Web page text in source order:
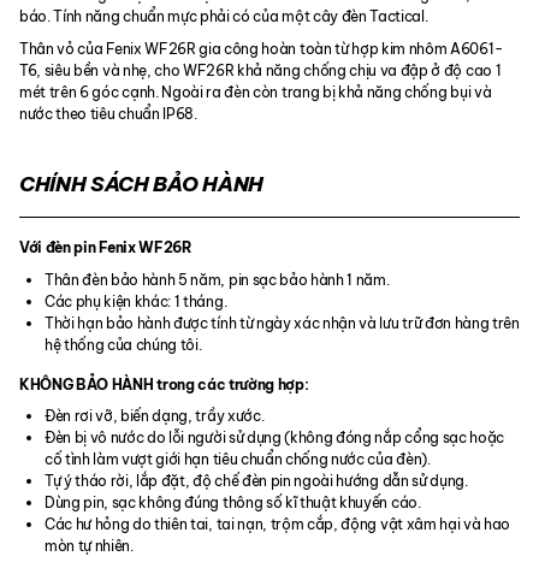
báo. Tính năng chuẩn mực phải có của một cây đèn Tactical.
Thân vỏ của Fenix WF26R gia công hoàn toàn từ hợp kim nhôm A6061-
T6, siêu bền và nhẹ, cho WF26R khả năng chống chịu va đập ở độ cao 1
mét trên 6 góc cạnh. Ngoài ra đèn còn trang bị khả năng chống bụi và
nước theo tiêu chuẩn IP68.
CHÍNH SÁCH BẢO HÀNH
Với đèn pin Fenix WF26R
Thân đèn bảo hành 5 năm, pin sạc bảo hành 1 năm.
Các phụ kiện khác: 1 tháng.
Thời hạn bảo hành được tính từ ngày xác nhận và lưu trữ đơn hàng trên
hệ thống của chúng tôi.
KHÔNG BẢO HÀNH trong các trường hợp:
Đèn rơi vỡ, biến dạng, trầy xước.
Đèn bị vô nước do lỗi người sử dụng (không đóng nắp cổng sạc hoặc
cố tình làm vượt giới hạn tiêu chuẩn chống nước của đèn).
Tự ý tháo rời, lắp đặt, độ chế đèn pin ngoài hướng dẫn sử dụng.
Dùng pin, sạc không đúng thông số kĩ thuật khuyến cáo.
Các hư hỏng do thiên tai, tai nạn, trộm cắp, động vật xâm hại và hao
mòn tự nhiên.